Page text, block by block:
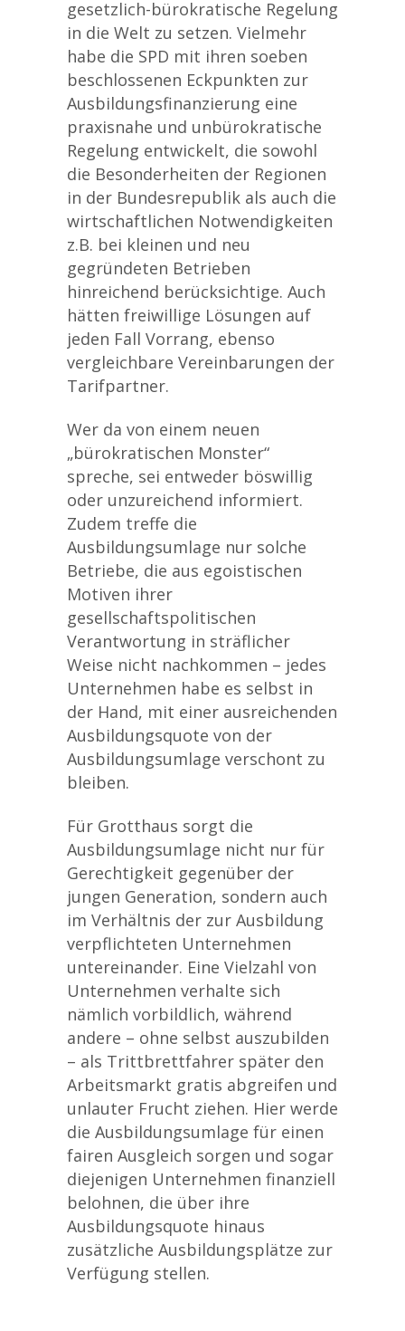
gesetzlich-bürokratische Regelung
in die Welt zu setzen. Vielmehr
habe die SPD mit ihren soeben
beschlossenen Eckpunkten zur
Ausbildungsfinanzierung eine
praxisnahe und unbürokratische
Regelung entwickelt, die sowohl
die Besonderheiten der Regionen
in der Bundesrepublik als auch die
wirtschaftlichen Notwendigkeiten
z.B. bei kleinen und neu
gegründeten Betrieben
hinreichend berücksichtige. Auch
hätten freiwillige Lösungen auf
jeden Fall Vorrang, ebenso
vergleichbare Vereinbarungen der
Tarifpartner.
Wer da von einem neuen
„bürokratischen Monster“
spreche, sei entweder böswillig
oder unzureichend informiert.
Zudem treffe die
Ausbildungsumlage nur solche
Betriebe, die aus egoistischen
Motiven ihrer
gesellschaftspolitischen
Verantwortung in sträflicher
Weise nicht nachkommen – jedes
Unternehmen habe es selbst in
der Hand, mit einer ausreichenden
Ausbildungsquote von der
Ausbildungsumlage verschont zu
bleiben.
Für Grotthaus sorgt die
Ausbildungsumlage nicht nur für
Gerechtigkeit gegenüber der
jungen Generation, sondern auch
im Verhältnis der zur Ausbildung
verpflichteten Unternehmen
untereinander. Eine Vielzahl von
Unternehmen verhalte sich
nämlich vorbildlich, während
andere – ohne selbst auszubilden
– als Trittbrettfahrer später den
Arbeitsmarkt gratis abgreifen und
unlauter Frucht ziehen. Hier werde
die Ausbildungsumlage für einen
fairen Ausgleich sorgen und sogar
diejenigen Unternehmen finanziell
belohnen, die über ihre
Ausbildungsquote hinaus
zusätzliche Ausbildungsplätze zur
Verfügung stellen.